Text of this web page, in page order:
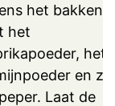
het bakken
het
het
en
Laat de